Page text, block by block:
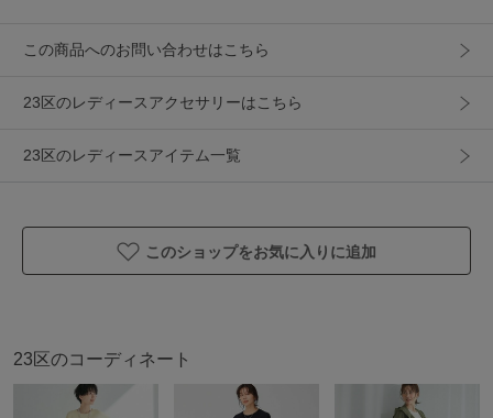
性別タイプ レディース
ネックレス・ペンダント・チョーカー
素材 金属（真鍮）、金属（合金）
ギフト 可
この商品へのお問い合わせはこちら
23区のレディースアクセサリーはこちら
23区のレディースアイテム一覧
このショップをお気に入りに追加
23区のコーディネート